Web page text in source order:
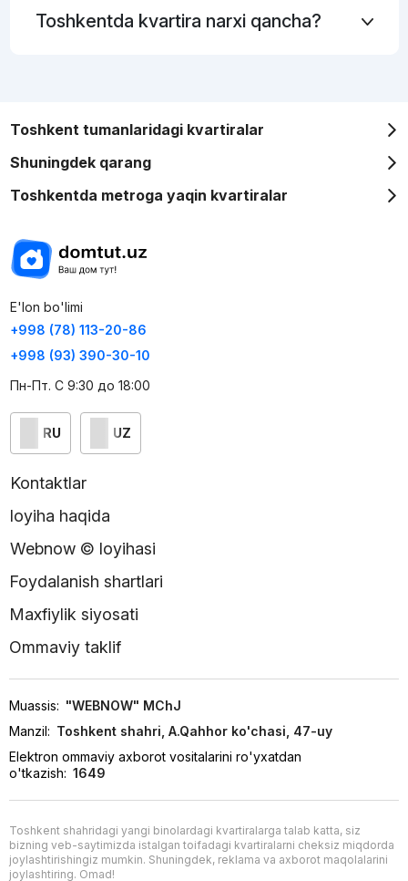
Toshkentda kvartira narxi qancha?
Toshkent tumanlaridagi kvartiralar
Shuningdek qarang
Toshkentda metroga yaqin kvartiralar
E'lon bo'limi
+998 (78) 113-20-86
+998 (93) 390-30-10
Пн-Пт. С 9:30 до 18:00
RU UZ
Kontaktlar
loyiha haqida
Webnow © loyihasi
Foydalanish shartlari
Maxfiylik siyosati
Ommaviy taklif
Muassis: "WEBNOW" MChJ
Manzil: Toshkent shahri, A.Qahhor ko'chasi, 47-uy
Elektron ommaviy axborot vositalarini ro'yxatdan
o'tkazish: 1649
Toshkent shahridagi yangi binolardagi kvartiralarga talab katta, siz
bizning veb-saytimizda istalgan toifadagi kvartiralarni cheksiz miqdorda
joylashtirishingiz mumkin. Shuningdek, reklama va axborot maqolalarini
joylashtiring. Omad!